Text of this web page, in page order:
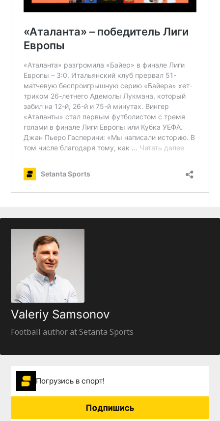
Valeriy Samsonov
Football author at Setanta Sports
Погрузиcь в спорт!
Подпишись